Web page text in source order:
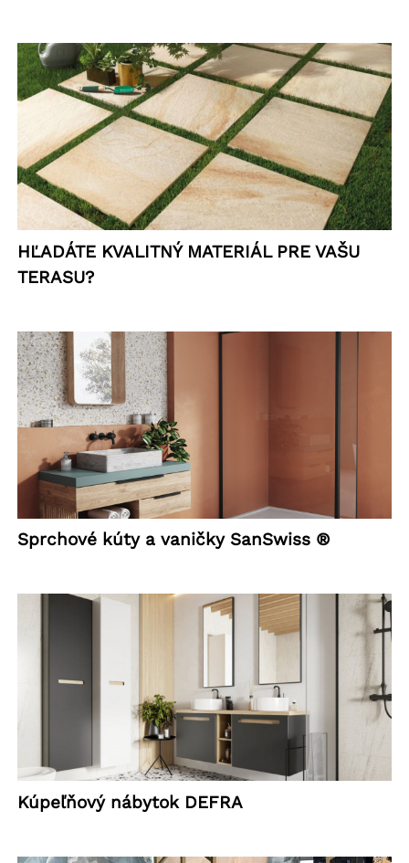
HĽADÁTE KVALITNÝ MATERIÁL PRE VAŠU
TERASU?
Sprchové kúty a vaničky SanSwiss ®
Kúpeľňový nábytok DEFRA